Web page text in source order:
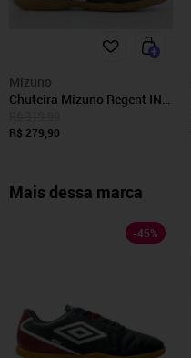
Mizuno
Chuteira Mizuno Regent IN
R$ 279,90
Mais dessa marca
-45%